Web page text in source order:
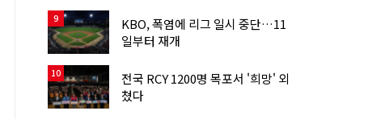
9
KBO, 폭염에 리그 일시 중단…11
일부터 재개
10
전국 RCY 1200명 목포서 '희망' 외
쳤다